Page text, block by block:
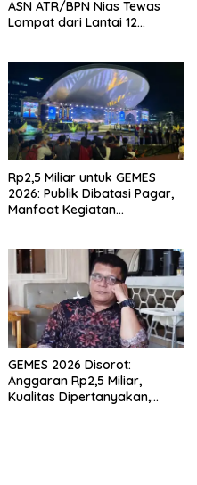
ASN ATR/BPN Nias Tewas
Lompat dari Lantai 12
Rp2,5 Miliar untuk GEMES
2026: Publik Dibatasi Pagar,
Manfaat Kegiatan
GEMES 2026 Disorot:
Anggaran Rp2,5 Miliar,
Kualitas Dipertanyakan,